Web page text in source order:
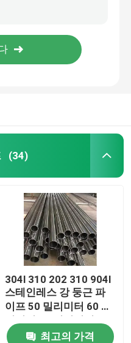
(34)
304l 310 202 310 904l
스테인레스 강 둥근 파
이프 50 밀리미터 60 밀
리미터 65 밀리미터 70
밀리미터 75 밀리미터
최고의 가격